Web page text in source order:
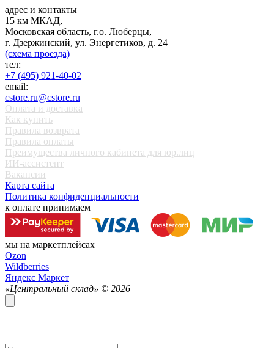
адрес и контакты
15 км МКАД,
Московская область, г.о. Люберцы,
г. Дзержинский, ул. Энергетиков, д. 24
(схема проезда)
тел:
+7 (495) 921-40-02
email:
cstore.ru@cstore.ru
Оплата и доставка
Как купить
Правила возврата
Правила оплаты
Преимущества личного кабинета для юр.лиц
ИИ-ассистент
Вакансии
Карта сайта
Политика конфиденциальности
к оплате принимаем
мы на маркетплейсах
Ozon
Wildberries
Яндекс Маркет
«Центральный склад» © 2026